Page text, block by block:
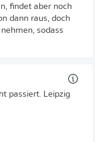
findet aber noch
dann raus, doch
sodass
passiert. Leipzig